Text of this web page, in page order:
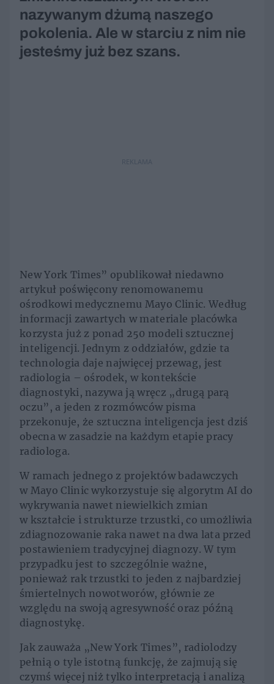
nazywanym dżumą naszego
pokolenia. Ale w starciu z nim nie
jesteśmy już bez szans.
REKLAMA
New York Times” opublikował niedawno
artykuł poświęcony renomowanemu
ośrodkowi medycznemu Mayo Clinic. Według
informacji zawartych w materiale placówka
korzysta już z ponad 250 modeli sztucznej
inteligencji. Jednym z oddziałów, gdzie ta
technologia daje najwięcej przewag, jest
radiologia – ośrodek, w kontekście
diagnostyki, nazywa ją wręcz „drugą parą
oczu”, a jeden z rozmówców pisma
przekonuje, że sztuczna inteligencja jest dziś
obecna w zasadzie na każdym etapie pracy
radiologa.
W ramach jednego z projektów badawczych
w Mayo Clinic wykorzystuje się algorytm AI do
wykrywania nawet niewielkich zmian
w kształcie i strukturze trzustki, co umożliwia
zdiagnozowanie raka nawet na dwa lata przed
postawieniem tradycyjnej diagnozy. W tym
przypadku jest to szczególnie ważne,
ponieważ rak trzustki to jeden z najbardziej
śmiertelnych nowotworów, głównie ze
względu na swoją agresywność oraz późną
diagnostykę.
Jak zauważa „New York Times”, radiolodzy
pełnią o tyle istotną funkcję, że zajmują się
czymś więcej niż tylko interpretacją i analizą